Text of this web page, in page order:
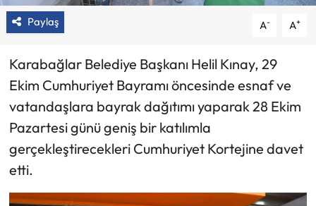
Paylaş A- A+
Karabağlar Belediye Başkanı Helil Kınay, 29
Ekim Cumhuriyet Bayramı öncesinde esnaf ve
vatandaşlara bayrak dağıtımı yaparak 28 Ekim
Pazartesi günü geniş bir katılımla
gerçekleştirecekleri Cumhuriyet Kortejine davet
etti.